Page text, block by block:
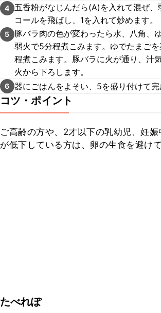
4 五香粉がなじんだら(A)を入れて混ぜ、
コールを飛ばし、1を入れて炒めます。
5
豚バラ肉の色が変わったら水、八角、
弱火で5分程煮こみます。ゆでたまご
程煮こみます。豚バラに火が通り、汁
火から下ろします。
6 器にごはんをよそい、5を盛り付けて完
コツ・ポイント
ご高齢の方や、2才以下の乳幼児、妊
が低下している方は、卵の生食を避けて
たべれぽ